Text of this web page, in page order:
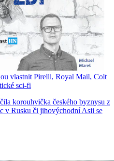
vlastnit Pirelli, Royal Mail, Colt
sci-fi
korouhvička českého byznysu z
v Rusku či jihovýchodní Asii se